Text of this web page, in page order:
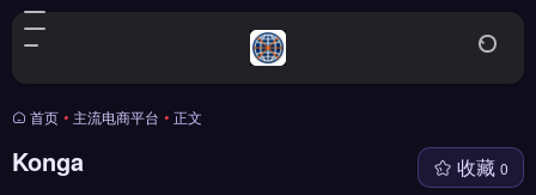
首页 • 主流电商平台 • 正文
Konga 收藏 0